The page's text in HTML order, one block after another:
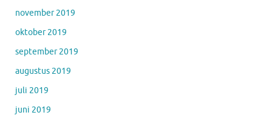
november 2019
oktober 2019
september 2019
augustus 2019
juli 2019
juni 2019